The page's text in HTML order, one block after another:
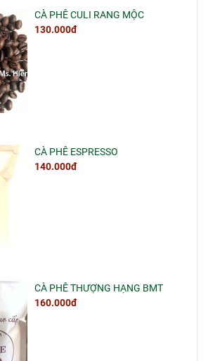
CÀ PHÊ CULI RANG MỘC
130.000đ
CÀ PHÊ ESPRESSO
140.000đ
CÀ PHÊ THƯỢNG HẠNG BMT
160.000đ